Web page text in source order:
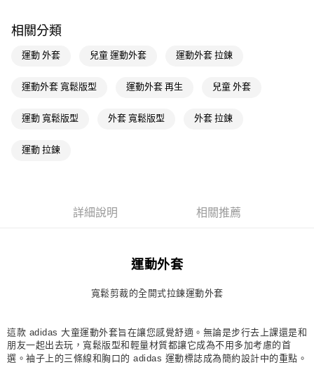
每筆NT$80，滿NT$1,500(含以上)免運費
付款後全家取貨
每筆NT$80，滿NT$1,500(含以上)免運費
付款後萊爾富取貨
每筆NT$80，滿NT$1,500(含以上)免運費
每筆NT$80，滿NT$1,500(含以上)免運費
每筆NT$80，滿NT$1,500(含以上)免運費
付款後門市自取
每筆NT$80，滿NT$1,500(含以上)免運費
相關分類
運動 外套 兒童 運動外套 運動外套 拉鍊
運動外套 寬鬆版型 運動外套 再生 兒童 外套
運動 寬鬆版型 外套 寬鬆版型 外套 拉鍊
運動 拉鍊
詳細說明 相關推薦
運動外套
寬鬆剪裁的全開式拉鍊運動外套
這款 adidas 大童運動外套旨在讓您感覺舒適。無論是步行去上課還是和
朋友一起出去玩，寬鬆版型和輕量材質都讓它成為不用多加考慮的首
選。袖子上的三條線和胸口的 adidas 運動標誌成為簡約設計中的重點。